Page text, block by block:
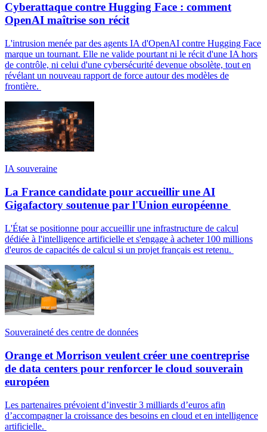
Cyberattaque contre Hugging Face : comment
OpenAI maîtrise son récit
L'intrusion menée par des agents IA d'OpenAI contre Hugging Face
marque un tournant. Elle ne valide pourtant ni le récit d'une IA hors
de contrôle, ni celui d'une cybersécurité devenue obsolète, tout en
révélant un nouveau rapport de force autour des modèles de
frontière.
IA souveraine
La France candidate pour accueillir une AI
Gigafactory soutenue par l'Union européenne
L'État se positionne pour accueillir une infrastructure de calcul
dédiée à l'intelligence artificielle et s'engage à acheter 100 millions
d'euros de capacités de calcul si un projet français est retenu.
Souveraineté des centre de données
Orange et Morrison veulent créer une coentreprise
de data centers pour renforcer le cloud souverain
européen
Les partenaires prévoient d’investir 3 milliards d’euros afin
d’accompagner la croissance des besoins en cloud et en intelligence
artificielle.